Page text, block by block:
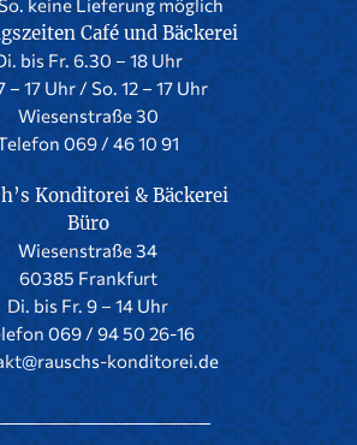
Café und Bäckerei
bis Fr. 6.30 – 18 Uhr
– 17 Uhr / So. 12 – 17 Uhr
Wiesenstraße 30
069 / 46 10 91
Konditorei & Bäckerei
Büro
Wiesenstraße 34
60385 Frankfurt
Di. bis Fr. 9 – 14 Uhr
069 / 94 50 26-16
konditorei.de